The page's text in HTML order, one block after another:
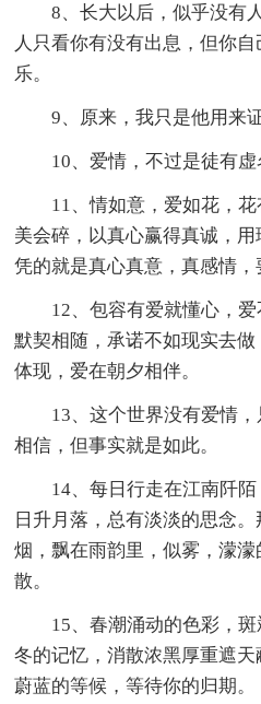
8、长大以后，似乎没有
人只看你有没有出息，但你
乐。
9、原来，我只是他用来
10、爱情，不过是徒有虚
11、情如意，爱如花，
美会碎，以真心赢得真诚，用
凭的就是真心真意，真感情，
12、包容有爱就懂心，
默契相随，承诺不如现实去
体现，爱在朝夕相伴。
13、这个世界没有爱情
相信，但事实就是如此。
14、每日行走在江南阡
日升月落，总有淡淡的思念
烟，飘在雨韵里，似雾，濛
散。
15、春潮涌动的色彩，
冬的记忆，消散浓黑厚重遮
蔚蓝的等候，等待你的归期。